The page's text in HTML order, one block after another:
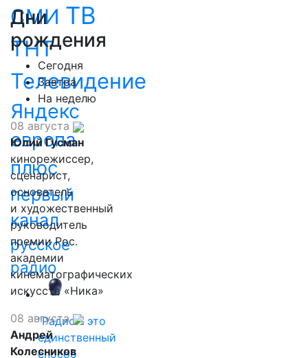
СМИ ТВ
ТНТ
Телевидение
Яндекс
европа
плюс
первый
канал
русское
радио
"Радио - это
единственный
способ
Дни
рождения
Сегодня
Завтра
На неделю
08 августа
Юлий Гусман
кинорежиссер,
сценарист,
основатель
и художественный
руководитель
премии Рос.
академии
кинематографических
искусств «Ника»
08 августа
Андрей
Колесников